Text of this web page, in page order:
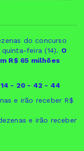
do concurso
feira (14). O
R$ 65 milhões
14 - 20 - 42 - 44
e irão receber R$
e irão receber